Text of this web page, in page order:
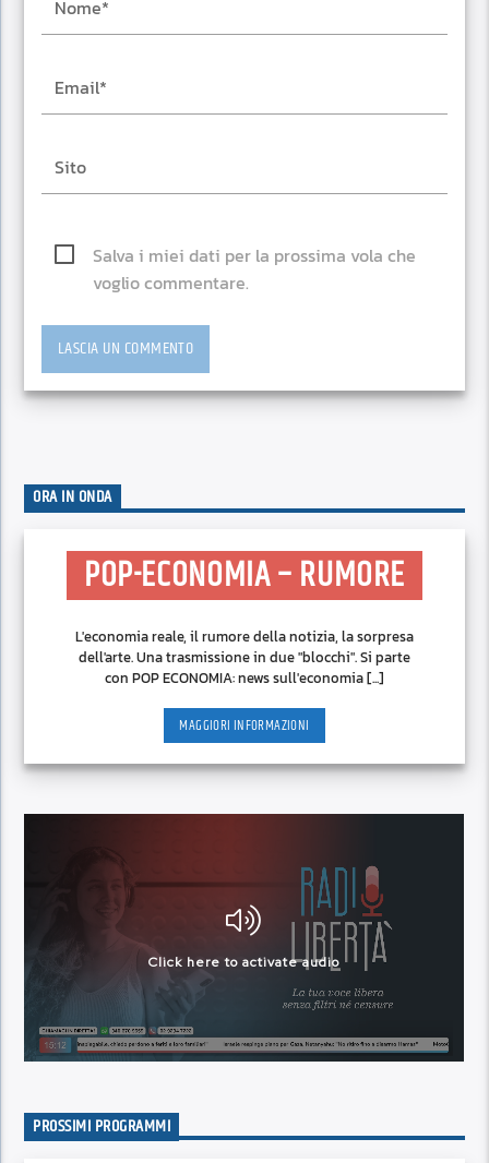
Salva i miei dati per la prossima vola che
voglio commentare.
ORA IN ONDA
POP-ECONOMIA – RUMORE
L'economia reale, il rumore della notizia, la sorpresa
dell'arte. Una trasmissione in due "blocchi". Si parte
con POP ECONOMIA: news sull'economia [...]
MAGGIORI INFORMAZIONI
PROSSIMI PROGRAMMI